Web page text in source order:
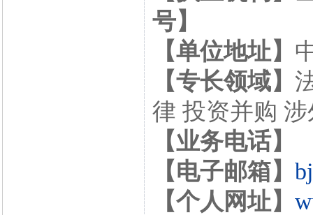
号】
【单位地址】
【专长领域】
律 投资并购
【业务电话】
【电子邮箱】
【个人网址】